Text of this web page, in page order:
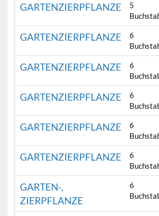
GARTENZIERPFLANZE
5
GARTENZIERPFLANZE
6
GARTENZIERPFLANZE
6
GARTENZIERPFLANZE
6
GARTENZIERPFLANZE
6
GARTENZIERPFLANZE
6
GARTEN-,
ZIERPFLANZE
6